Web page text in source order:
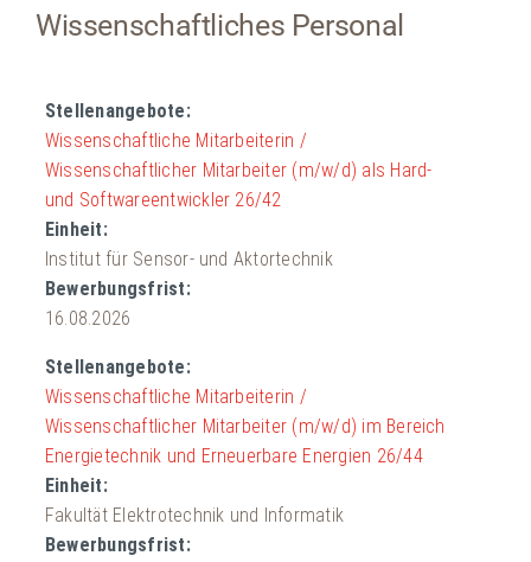
Wissenschaftliches Personal
Wissenschaftliche Mitarbeiterin /
Wissenschaftlicher Mitarbeiter (m/w/d) als Hard-
und Softwareentwickler 26/42
Institut für Sensor- und Aktortechnik
16.08.2026
Wissenschaftliche Mitarbeiterin /
Wissenschaftlicher Mitarbeiter (m/w/d) im Bereich
Energietechnik und Erneuerbare Energien 26/44
Fakultät Elektrotechnik und Informatik